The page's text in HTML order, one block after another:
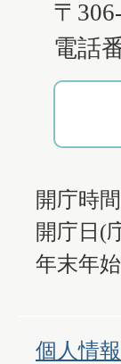
〒
電話
開庁時
開庁日(
年末年
個人情